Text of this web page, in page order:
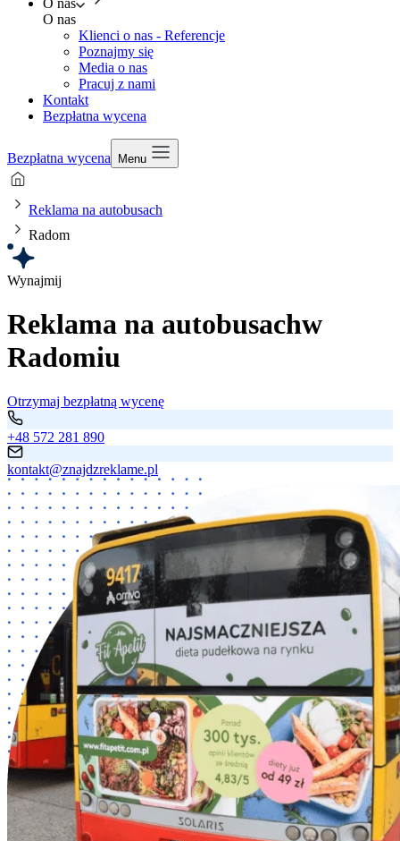
O nas
O nas
Klienci o nas - Referencje
Poznajmy się
Media o nas
Pracuj z nami
Kontakt
Bezpłatna wycena
Bezpłatna wycena Menu
Reklama na autobusach
Radom
Wynajmij
Reklama na autobusachw
Radomiu
Otrzymaj bezpłatną wycenę
+48 572 281 890
kontakt@znajdzreklame.pl